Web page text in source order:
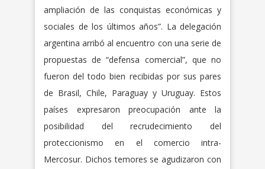
ampliación de las conquistas económicas y
sociales de los últimos años”. La delegación
argentina arribó al encuentro con una serie de
propuestas de “defensa comercial”, que no
fueron del todo bien recibidas por sus pares
de Brasil, Chile, Paraguay y Uruguay. Estos
países expresaron preocupación ante la
posibilidad del recrudecimiento del
proteccionismo en el comercio intra-
Mercosur. Dichos temores se agudizaron con